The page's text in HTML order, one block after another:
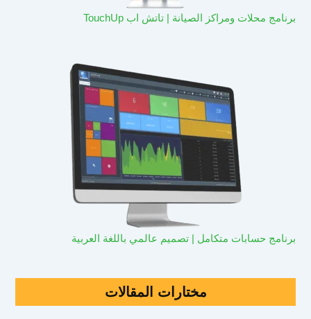
برنامج محلات ومراكز الصيانة | تاتش اب TouchUp
برنامج حسابات متكامل | تصميم عالمي باللغة العربية
مختارات المقالات